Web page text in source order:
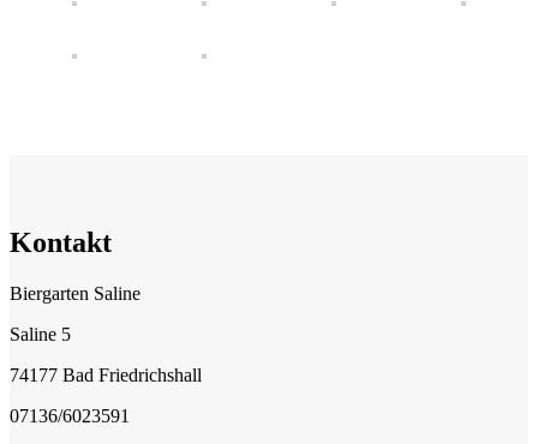
Kontakt
Biergarten Saline
Saline 5
74177 Bad Friedrichshall
07136/6023591